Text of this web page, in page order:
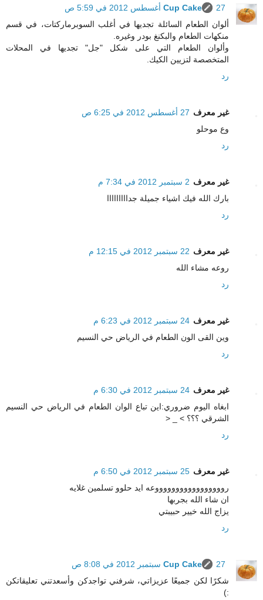
Cup Cake
27 أغسطس 2012 في 5:59 ص
ألوان الطعام السائلة تجديها في أغلب السوبرماركتات، في قسم
منكهات الطعام والبكنغ بودر وغيره.
وألوان الطعام التي على شكل "جل" تجديها في المحلات
المتخصصة لتزيين الكيك.
رد
غير معرف 27 أغسطس 2012 في 6:25 ص
وع موحلو
رد
غير معرف 2 سبتمبر 2012 في 7:34 م
بارك الله فيك اشياء جميلة جدااااااااا
رد
غير معرف 22 سبتمبر 2012 في 12:15 م
روعه مشاء الله
رد
غير معرف 24 سبتمبر 2012 في 6:23 م
وين القى الون الطعام في الرياض حي النسيم
رد
غير معرف 24 سبتمبر 2012 في 6:30 م
ابغاه اليوم ضروري:اين تباع الوان الطعام في الرياض حي النسيم
الشرقي ؟؟؟ > _ <
رد
غير معرف 25 سبتمبر 2012 في 6:50 م
روووووووووووووووووعه ايد حلوو تسلمين غلايه
ان شاء الله بجربها
يزاج الله خيير حبيبتي
رد
Cup Cake
27 سبتمبر 2012 في 8:08 ص
شكرًا لكن جميعًا عزيزاتي، شرفني تواجدكن وأسعدتني تعليقاتكن
:)